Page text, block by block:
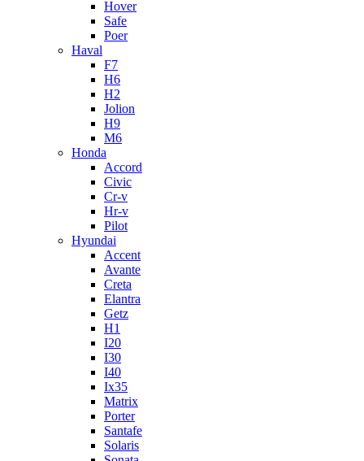
Hover
Safe
Poer
Haval
F7
H6
H2
Jolion
H9
M6
Honda
Accord
Civic
Cr-v
Hr-v
Pilot
Hyundai
Accent
Avante
Creta
Elantra
Getz
H1
I20
I30
I40
Ix35
Matrix
Porter
Santafe
Solaris